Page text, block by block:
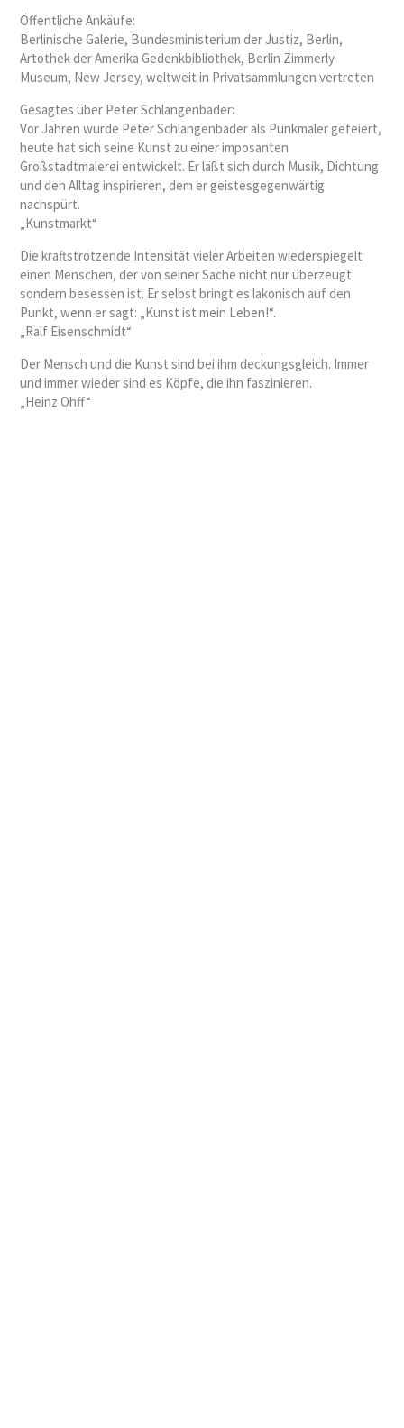
Öffentliche Ankäufe:
Berlinische Galerie, Bundesministerium der Justiz, Berlin,
Artothek der Amerika Gedenkbibliothek, Berlin Zimmerly
Museum, New Jersey, weltweit in Privatsammlungen vertreten
Gesagtes über Peter Schlangenbader:
Vor Jahren wurde Peter Schlangenbader als Punkmaler gefeiert,
heute hat sich seine Kunst zu einer imposanten
Großstadtmalerei entwickelt. Er läßt sich durch Musik, Dichtung
und den Alltag inspirieren, dem er geistesgegenwärtig
nachspürt.
„Kunstmarkt“
Die kraftstrotzende Intensität vieler Arbeiten wiederspiegelt
einen Menschen, der von seiner Sache nicht nur überzeugt
sondern besessen ist. Er selbst bringt es lakonisch auf den
Punkt, wenn er sagt: „Kunst ist mein Leben!“.
„Ralf Eisenschmidt“
Der Mensch und die Kunst sind bei ihm deckungsgleich. Immer
und immer wieder sind es Köpfe, die ihn faszinieren.
„Heinz Ohff“